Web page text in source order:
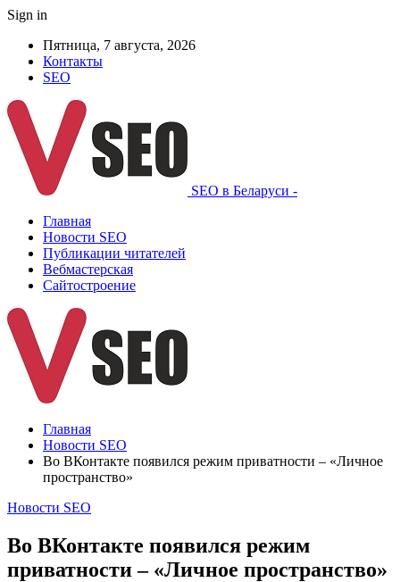
Sign in
Пятница, 7 августа, 2026
Контакты
SEO
SEO в Беларуси -
Главная
Новости SEO
Публикации читателей
Вебмастерская
Сайтостроение
Главная
Новости SEO
Во ВКонтакте появился режим приватности – «Личное
пространство»
Новости SEO
Во ВКонтакте появился режим
приватности – «Личное пространство»